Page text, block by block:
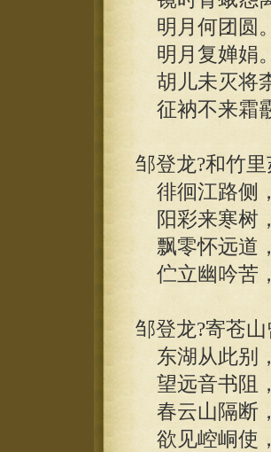
明月何团圆
明月复婵娟
胡儿未灭将
征衲不来霜
邹登龙?和竹
徘徊江路侧
阳彩来寒树
飘零怀远道
伫立幽吟苦
邹登龙?寄苍
东湖从此别
望远音书阻
春云山隔断
欲见崆峒使